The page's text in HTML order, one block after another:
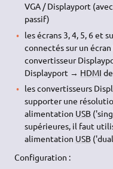
VGA / Displayport
passif)
les écrans 3, 4, 5, 6 et
connectés sur un
convertisseur
Displayport → HDMI
les convertisseurs
supporter une
alimentation USB
supérieures, il faut
alimentation USB
Configuration :